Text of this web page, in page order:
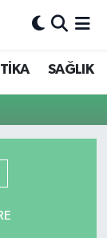
SAĞLIK